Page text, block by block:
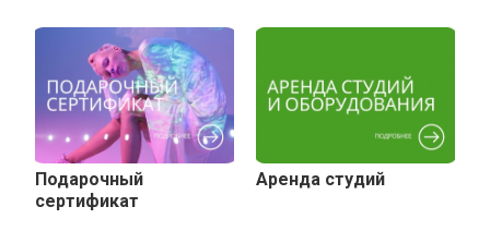
Подарочный
сертификат
Аренда студий